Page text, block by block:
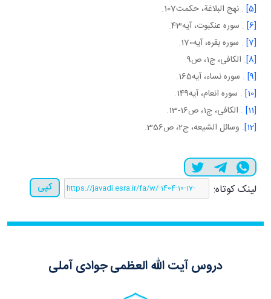
[5]
. نهج البلاغة، حکمت107.
[6]
. سوره عنکبوت، آيه43.
[7]
. سوره بقره، آيه170.
[8] . الکافی، ج1، ص9.
[9]
. سوره نساء، آيه165.
[10]
. سوره انعام، آيه149.
[11]
. الکافی، ج1، ص16-13.
[12]
. وسائل الشيعه، ج2، ص356.
لینک کوتاه: کپی
دروس آیت الله العظمی جوادی آملی